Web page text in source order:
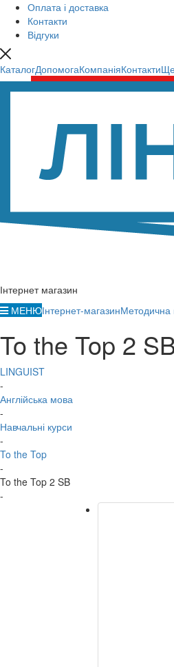
Оплата і доставка
Контакти
Відгуки
КаталогДопомогаКомпаніяКонтакти
Інтернет магазин
МЕНЮІнтернет-магазинМетодична
To the Top 2
LINGUIST
-
Англійська мова
-
Навчальні курси
-
To the Top
-
To the Top 2 SB
-